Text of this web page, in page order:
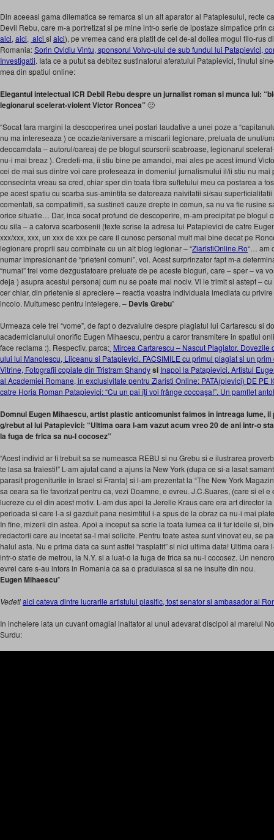
Din aceeasi gama dilematica se remarca si un alt aparator al Pataplesului, recte
Devil Rebu, care m-a portretizat si pe mine intr-o serie de ipostaze simpatice prin
aici, aici, aici si aici), pe vremea cand era platit de cel de-al doilea mogul filo-rus
Romania:Sorin Ovidiu Vintu, sponsorul Volvo-ului de sub fundul lui Patapievici,
Investigatii. Iata ce a putut sa debitez sustinatorul aferatului Patapievici, finutul
mea din spatiul online:
Elegantul intelectual ICR Debil Rebu despre un jurnalist roman si munca lui:
legionarul scelerat-violent Victor Roncea”🙂
“Socat fara margini la descoperirea unei postari laudative a unei poze a
nu ma intereseaza ) ce ocazie/aniversare a miscarii legionare, preluata de unul/
deocamdata – autorul/oarea) de pe blogul scursorii scabroase, legionarul
nu-i mai breaz ). Credeti-ma, ii stiu bine pe amandoi, mai ales pe acest imund
cei de mai sus dintre voi care profeseaza in domeniul jurnalismului il/ii stiu nu mai
consecinta vreau sa cred, chiar sper din toata fibra sufletului meu ca postarea a
pe acest spatiu cu scarba sus-amintita se datoreaza naivitatii si/sau
comentati, sa compatimiti, sa sustineti cauze drepte in comun, sa nu va fie rusine
orice situatie… Dar, inca socat profund de descoperire, m-am precipitat pe blogul
cu sila – a catorva scarbosenii (texte scrise la adresa lui Patapievici de catre
xxx/xxx, xxx, un xxx de xxx pe care il cunosc personal mult mai bine decat pe
legionare proprii sau combinate cu un alt blog legionar – “ZiaristiOnline.Ro“… am
numar impresionant de “prieteni comuni”, voi. Acest surprinzator fapt m-a
“numai” trei vome dezgustatoare preluate de pe aceste bloguri, care – sper – va
deja ) asupra acestui personaj cum nu se poate mai nociv. Vi le trimit si astept –
cer chiar, din prietenie si apreciere – reactia voastra individuala imediata cu privire
incolo. Multumesc pentru intelegere. – Devis Grebu”
Urmeaza cele trei “vome”, de fapt o dezvaluire despre plagiatul lui Cartarescu si
academicianului onorific Eugen Mihaescu, pentru a caror transmitere in spatiul
face reclama :). Respectiv, parca: Mircea Cartarescu – Nascut Plagiator.
ului lui Manolescu, Liiceanu si Patapievici. FACSIMILE cu primul plagiat si un
Vitrine, Fotografii copiate din Tristram Shandysi Inapoi la Patapievici. Artistul
al Academiei Romane, in exclusivitate pentru Ziaristi Online: PATA(pievici) DE PE
catre Horia Roman Patapievici: “Cu un pai îţi voi frânge cocoaşa!”. Un pamflet
Domnul Eugen Mihaescu, artist plastic anticomunist faimos in intreaga lume,
g/rebut al lui Patapievici: “Ultima oara l-am vazut acum vreo 20 de ani intr-o
la fuga de frica sa nu-l cocosez”
“Acest individ ar fi trebuit sa se numeasca REBU si nu Grebu si e ilustrarea
te lasa sa traiesti!” L-am ajutat cand a ajuns la New York (dupa ce si-a lasat
parasit progeniturile in Israel si Franta) si l-am prezentat la “The New York
sa ceara sa fie favorizat pentru ca, vezi Doamne, e evreu. J.C.Suares, (care si el
lucreze cu el din acest motiv. L-am dus apoi la Jerelle Kraus care era art director la
perioada si care l-a si gazduit pana nesimtitul i-a spus de la obraz ca nu-i mai
In fine, mizerii din astea. Apoi a inceput sa scrie la toata lumea ca ii fur ideile si,
redactorii care au incetat sa-l mai solicite. Pentru toate astea sunt vinovat eu, se
halul asta. Nu e prima data ca sunt astfel “rasplatit” si nici ultima data! Ultima
intr-o statie de metrou, la N.Y. si a luat-o la fuga de frica sa nu-l cocosez. Un
evrei care s-au intors in Romania ca sa o praduiasca si sa ne insulte din nou.
Eugen Mihaescu”
Vedetiaici cateva dintre lucrarile artistului plasitic, fost senator si ambasador al
In incheiere iata un cuvant omagial inaltator al unui adevarat discipol al marelui
Surdu: